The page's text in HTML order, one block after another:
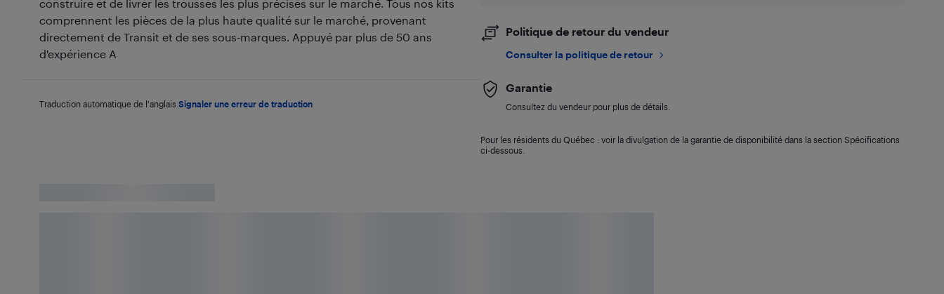
construire et de livrer les trousses les plus précises sur le marché. Tous nos kits
comprennent les pièces de la plus haute qualité sur le marché, provenant
directement de Transit et de ses sous-marques. Appuyé par plus de 50 ans
d'expérience A
Traduction automatique de l'anglais. Signaler une erreur de traduction
Politique de retour du vendeur
Consulter la politique de retour
Garantie
Consultez du vendeur pour plus de détails.
Pour les résidents du Québec : voir la divulgation de la garantie de disponibilité dans la section Spécifications
ci-dessous.